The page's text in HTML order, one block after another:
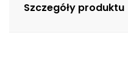
Szczegóły produktu